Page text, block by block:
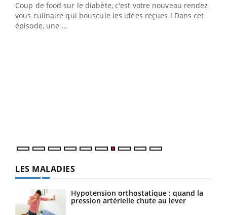
Coup de food sur le diabète, c'est votre nouveau rendez-
vous culinaire qui bouscule les idées reçues ! Dans cet
épisode, une ...
LES MALADIES
Hypotension orthostatique : quand la
pression artérielle chute au lever